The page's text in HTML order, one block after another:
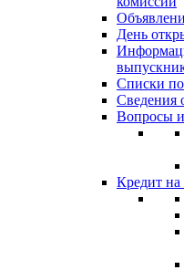
День
Списки
Сведения
Вопросы
Кредит на